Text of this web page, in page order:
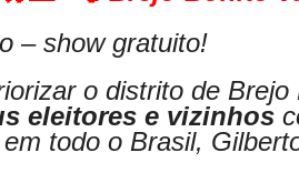
– show gratuito!
o distrito de Brejo
eleitores e vizinhos
todo o Brasil,